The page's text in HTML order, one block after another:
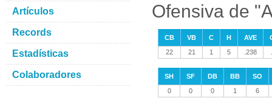
Ofensiva de
CB VB C H AVE
22
21 1 5 .238
SH SF DB BB
SO
0
0 0 1 6
Artículos
Records
Estadísticas
Colaboradores